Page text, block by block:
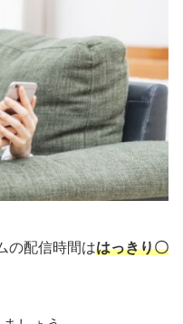
の配信時間ははっきり〇